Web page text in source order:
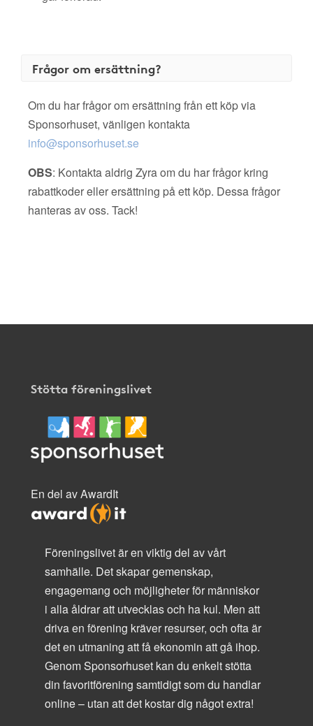
Frågor om ersättning?
Om du har frågor om ersättning från ett köp via
Sponsorhuset, vänligen kontakta
info@sponsorhuset.se
OBS: Kontakta aldrig Zyra om du har frågor kring
rabattkoder eller ersättning på ett köp. Dessa frågor
hanteras av oss. Tack!
Stötta föreningslivet
En del av AwardIt
Föreningslivet är en viktig del av vårt
samhälle. Det skapar gemenskap,
engagemang och möjligheter för människor
i alla åldrar att utvecklas och ha kul. Men att
driva en förening kräver resurser, och ofta är
det en utmaning att få ekonomin att gå ihop.
Genom Sponsorhuset kan du enkelt stötta
din favoritförening samtidigt som du handlar
online – utan att det kostar dig något extra!